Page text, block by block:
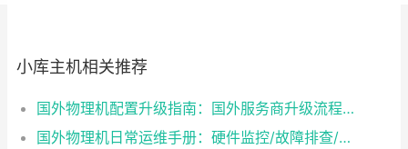
小库主机相关推荐
国外物理机配置升级指南：国外服务商升级流程/成本/业务中断风险对比
国外物理机日常运维手册：硬件监控/故障排查/性能优化技巧